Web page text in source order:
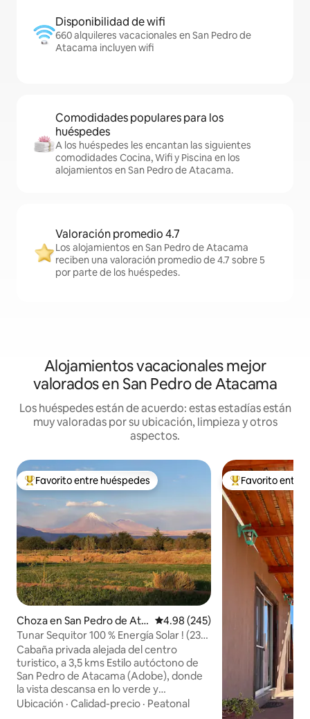
Disponibilidad de wifi
660 alquileres vacacionales en San Pedro de
Atacama incluyen wifi
Comodidades populares para los
huéspedes
A los huéspedes les encantan las siguientes
comodidades Cocina, Wifi y Piscina en los
alojamientos en San Pedro de Atacama.
Valoración promedio 4.7
Los alojamientos en San Pedro de Atacama
reciben una valoración promedio de 4.7 sobre 5
por parte de los huéspedes.
Alojamientos vacacionales mejor
valorados en San Pedro de Atacama
Los huéspedes están de acuerdo: estas estadías están
muy valoradas por su ubicación, limpieza y otros
aspectos.
Favorito entre huéspedes preferido
Favorito entre huéspedes
Choza en San Pedro de Ata
cama
Calificación promedio: 4.98 de
4.98 (245)
Tunar Sequitor 100 % Energía Solar ! (230
V)
Cabaña privada alejada del centro
turistico, a 3,5 kms Estilo autóctono de
San Pedro de Atacama (Adobe), donde
la vista descansa en lo verde y
tranquilidad del oasis. Private Hütte 3,5
Ubicación · Calidad-precio · Peatonal
Favorito entre
Favorito entre